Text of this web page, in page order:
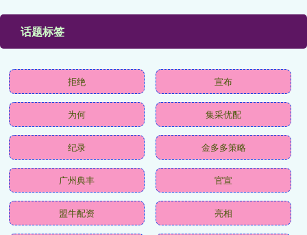
话题标签
拒绝 宣布
为何 集采优配
纪录 金多多策略
广州典丰 官宣
盟牛配资 亮相